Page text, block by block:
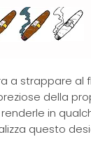
a strappare al
della
in
questo